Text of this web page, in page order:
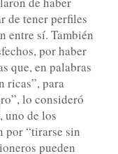
de tener perfiles
entre sí. También
por haber
que, en palabras
ricas”, para
lo consideró
uno de los
por “tirarse sin
pueden